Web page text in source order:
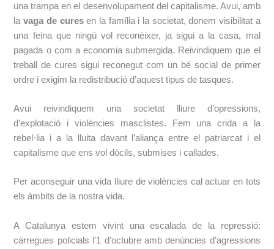
una trampa en el desenvolupament del capitalisme. Avui, amb
la ​vaga de cures​ en la família i la societat, donem visibilitat a
una feina que ningú vol reconèixer, jasigui a la casa, mal
pagada o com a economia submergida. Reivindiquem que el
treball decures sigui reconegut com un bé social de primer
ordre i exigim la redistribució d’aquesttipus de tasques.
Avui reivindiquem una societat lliure d’opressions,
d’explotació i violències masclistes. Fem una crida a la
rebel·lia i a la lluita davant l’aliança entre el patriarcat i el
capitalisme queens vol dòcils, submises i callades.
Per aconseguir una vida lliure de violències cal actuar en tots
els àmbits de la nostra vida.
A Catalunya estem vivint una escalada de la repressió:
càrregues policials l’1 d’octubre amb denúncies d’agressions